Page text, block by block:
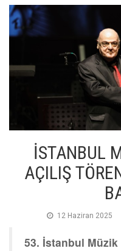
İSTANBUL
AÇILIŞ
12 Haziran 2025
53. İstanbul